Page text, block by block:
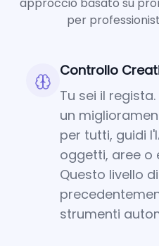
per
Controllo
Tu sei il
un
per tutti, guidi
oggetti, aree o
Questo livello
strumenti